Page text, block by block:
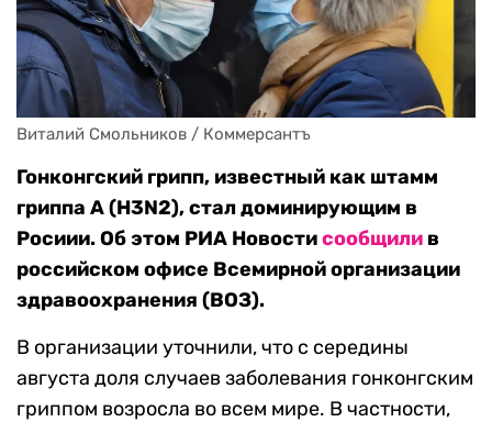
Виталий Смольников / Коммерсантъ
Гонконгский грипп, известный как штамм
гриппа А (Н3N2), стал доминирующим в
Росиии. Об этом РИА Новостисообщили в
российском офисе Всемирной организации
здравоохранения (ВОЗ).
В организации уточнили, что с середины
августа доля случаев заболевания гонконгским
гриппом возросла во всем мире. В частности,